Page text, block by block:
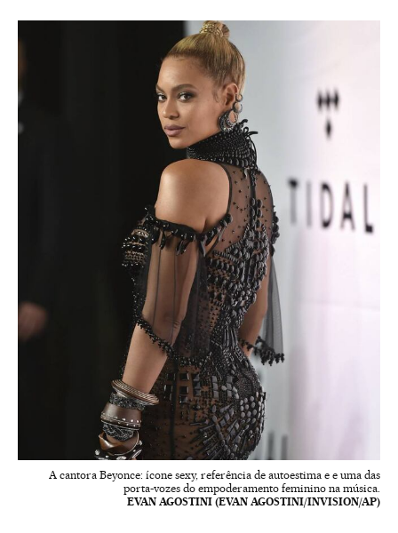
A cantora Beyonce: ícone sexy, referência de autoestima e e uma das
porta-vozes do empoderamento feminino na música.
EVAN AGOSTINI (EVAN AGOSTINI/INVISION/AP)